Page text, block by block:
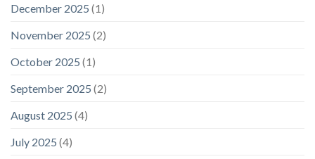
December 2025 (1)
November 2025 (2)
October 2025 (1)
September 2025 (2)
August 2025 (4)
July 2025 (4)